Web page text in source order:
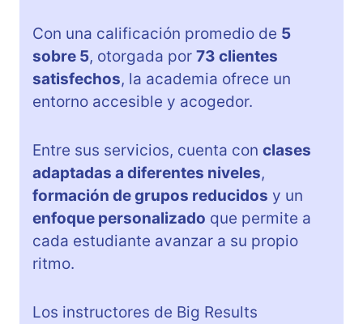
Con una calificación promedio de 5
sobre 5, otorgada por 73 clientes
satisfechos, la academia ofrece un
entorno accesible y acogedor.
Entre sus servicios, cuenta con clases
adaptadas a diferentes niveles,
formación de grupos reducidos y un
enfoque personalizado que permite a
cada estudiante avanzar a su propio
ritmo.
Los instructores de Big Results